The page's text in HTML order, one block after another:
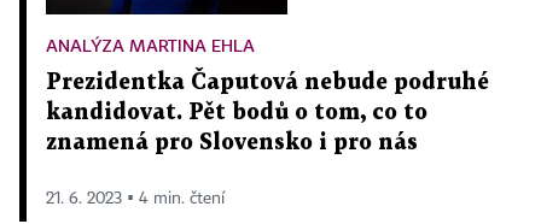
ANALÝZA MARTINA EHLA
Prezidentka Čaputová nebude podruhé
kandidovat. Pět bodů o tom, co to
znamená pro Slovensko i pro nás
21. 6. 2023 ▪ 4 min. čtení